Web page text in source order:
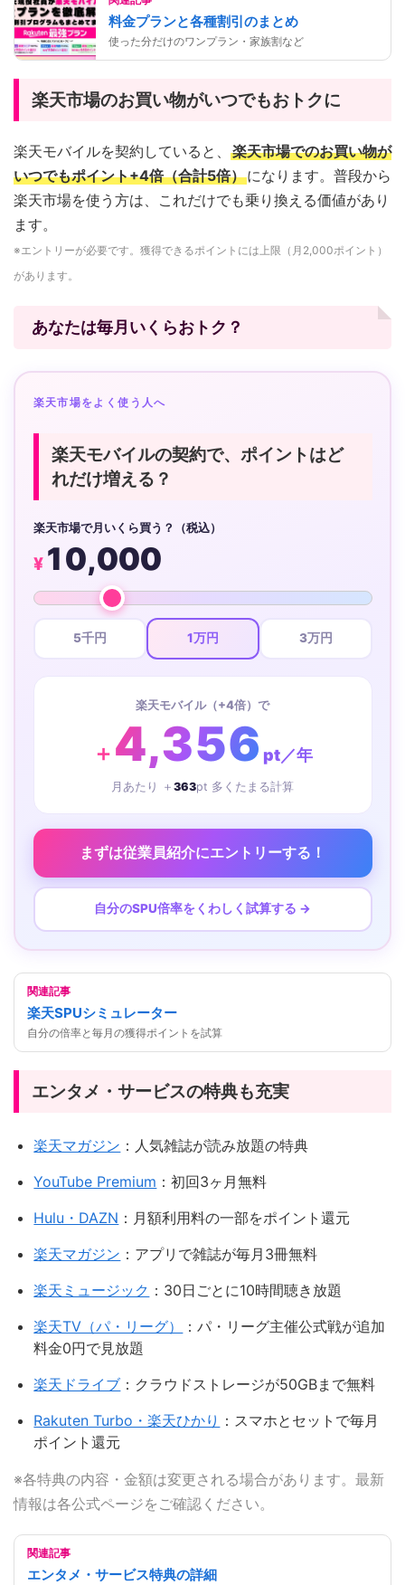
料金プランと各種割引のまとめ
使った分だけのワンプラン・家族割など
楽天市場のお買い物がいつでもおトクに
楽天モバイルを契約していると、 楽天市場でのお買い物が
いつでもポイント+4倍（合計5倍）になります。普段から
楽天市場を使う方は、これだけでも乗り換える価値があり
ます。
※エントリーが必要です。獲得できるポイントには上限（月2,000ポイント）
があります。
あなたは毎月いくらおトク？
楽天市場をよく使う人へ
楽天モバイルの契約で、ポイントはど
れだけ増える？
楽天市場で月いくら買う？（税込）
¥10,000
5千円 1万円 3万円
楽天モバイル（+4倍）で
＋ 4,356 pt／年
月あたり ＋ 363pt 多くたまる計算
まずは従業員紹介にエントリーする！
自分のSPU倍率をくわしく試算する →
関連記事
楽天SPUシミュレーター
自分の倍率と毎月の獲得ポイントを試算
エンタメ・サービスの特典も充実
楽天マガジン ：人気雑誌が読み放題の特典
YouTube Premium ：初回3ヶ月無料
Hulu・DAZN ：月額利用料の一部をポイント還元
楽天マガジン ：アプリで雑誌が毎月3冊無料
楽天ミュージック ：30日ごとに10時間聴き放題
楽天TV（パ・リーグ）
：パ・リーグ主催公式戦が追加
料金0円で見放題
楽天ドライブ ：クラウドストレージが50GBまで無料
Rakuten Turbo・楽天ひかり ：スマホとセットで毎月
ポイント還元
※各特典の内容・金額は変更される場合があります。最新
情報は各公式ページをご確認ください。
関連記事
エンタメ・サービス特典の詳細